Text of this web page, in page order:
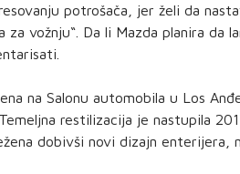
potrošača, jer želi da
vožnju“. Da li Mazda planira da
na Salonu automobila u Los
restilizacija je nastupila
dobivši novi dizajn enterijera,